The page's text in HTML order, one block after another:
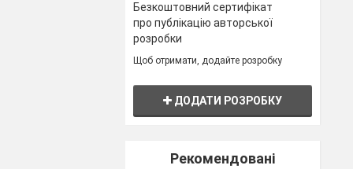
Безкоштовний сертифікат
про публікацію авторської
розробки
Щоб отримати, додайте розробку
ДОДАТИ РОЗРОБКУ
Рекомендовані